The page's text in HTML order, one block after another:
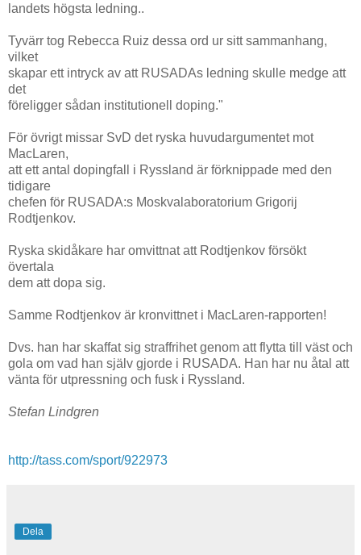
landets högsta ledning..
Tyvärr tog Rebecca Ruiz dessa ord ur sitt sammanhang,
vilket
skapar ett intryck av att RUSADAs ledning skulle medge att
det
föreligger sådan institutionell doping."
För övrigt missar SvD det ryska huvudargumentet mot
MacLaren,
att ett antal dopingfall i Ryssland är förknippade med den
tidigare
chefen för RUSADA:s Moskvalaboratorium Grigorij
Rodtjenkov.
Ryska skidåkare har omvittnat att Rodtjenkov försökt
övertala
dem att dopa sig.
Samme Rodtjenkov är kronvittnet i MacLaren-rapporten!
Dvs. han har skaffat sig straffrihet genom att flytta till väst och
gola om vad han själv gjorde i RUSADA. Han har nu åtal att
vänta för utpressning och fusk i Ryssland.
Stefan Lindgren
http://tass.com/sport/922973
Dela